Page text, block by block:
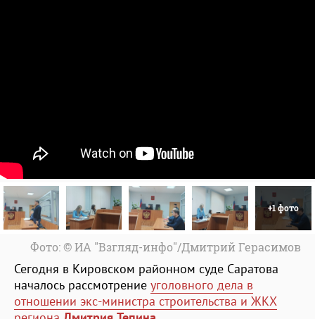
+1 фото
Фото: © ИА "Взгляд-инфо"/Дмитрий Герасимов
Сегодня в Кировском районном суде Саратова
началось рассмотрение уголовного дела в
отношении экс-министра строительства и ЖКХ